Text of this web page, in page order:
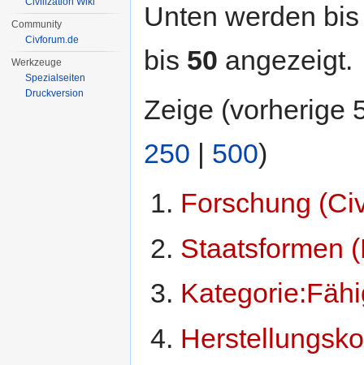
Unten werden
bis 50 angezeigt.
Zeige (vorherige
250
500)
Forschung
Staatsformen
Community
Civforum.de
Werkzeuge
Spezialseiten
Druckversion